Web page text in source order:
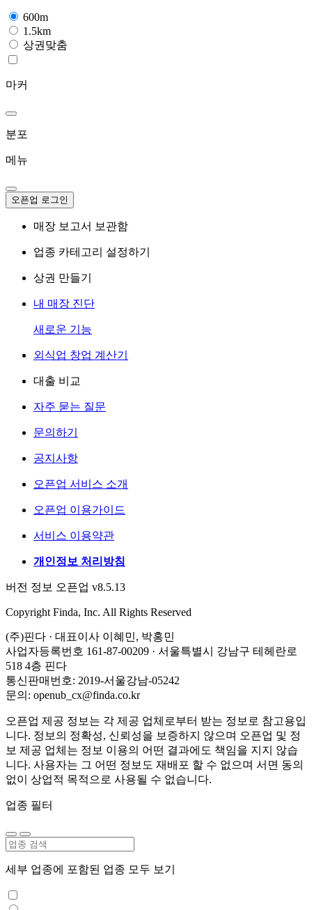
600m
1.5km
상권맞춤
마커
분포
메뉴
오픈업 로그인
매장 보고서 보관함
업종 카테고리 설정하기
상권 만들기
내 매장 진단
새로운 기능
외식업 창업 계산기
대출 비교
자주 묻는 질문
문의하기
공지사항
오픈업 서비스 소개
오픈업 이용가이드
서비스 이용약관
개인정보 처리방침
버전 정보 오픈업 v8.5.13
Copyright Finda, Inc. All Rights Reserved
(주)핀다 · 대표이사 이혜민, 박홍민
사업자등록번호 161-87-00209 · 서울특별시 강남구 테헤란로
518 4층 핀다
통신판매번호: 2019-서울강남-05242
문의: openub_cx@finda.co.kr
오픈업 제공 정보는 각 제공 업체로부터 받는 정보로 참고용입
니다. 정보의 정확성, 신뢰성을 보증하지 않으며 오픈업 및 정
보 제공 업체는 정보 이용의 어떤 결과에도 책임을 지지 않습
니다. 사용자는 그 어떤 정보도 재배포 할 수 없으며 서면 동의
없이 상업적 목적으로 사용될 수 없습니다.
업종 필터
세부 업종에 포함된 업종 모두 보기